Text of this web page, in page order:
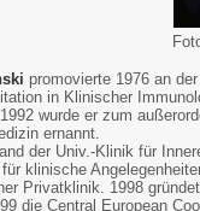
promovierte 1976 an
in Klinischer
wurde er zum
ernannt.
der Univ.-Klinik für
klinische
Privatklinik. 1998
die Central European